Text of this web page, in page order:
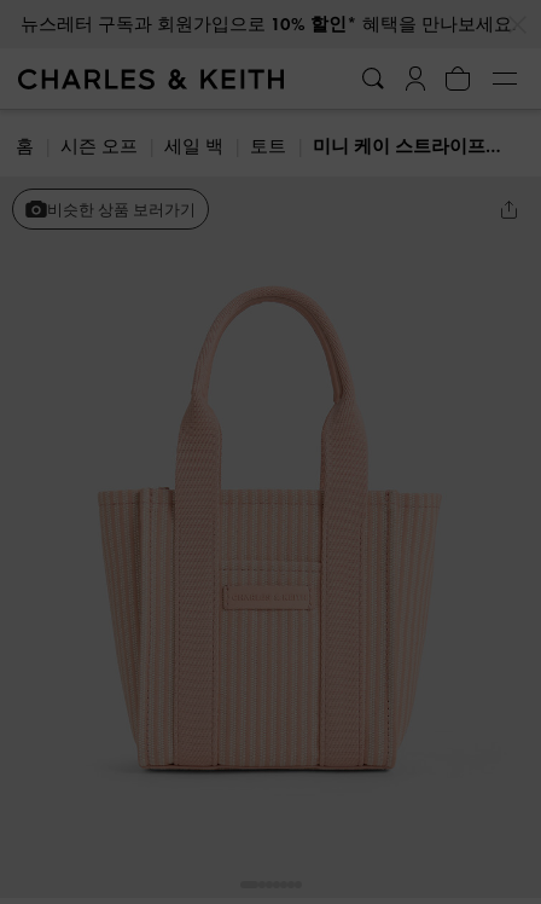
뉴스레터 구독과 회원가입으로 10% 할인* 혜택을 만나보세요.
홈 시즌 오프 세일 백 토트 미니 케이 스트라이프 토트 백
비슷한 상품 보러가기